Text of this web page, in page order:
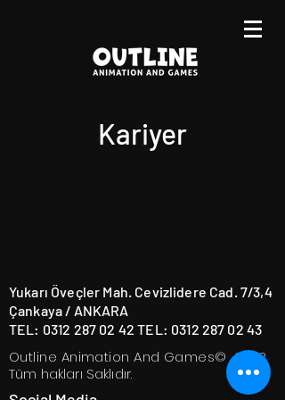
Kariyer
Yukarı Öveçler Mah. Cevizlidere Cad. 7/3,4
Çankaya / ANKARA
TEL: 0312 287 02 42 TEL: 0312 287 02 43
Outline Animation And Games© 2022
Tüm hakları Saklıdır.